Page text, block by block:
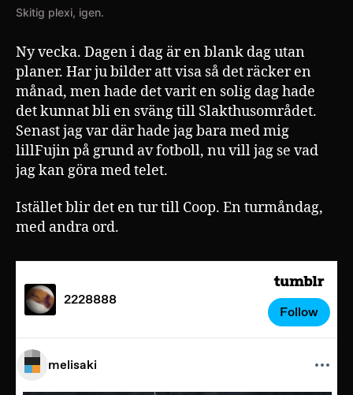
Skitig plexi, igen.
Ny vecka. Dagen i dag är en blank dag utan
planer. Har ju bilder att visa så det räcker en
månad, men hade det varit en solig dag hade
det kunnat bli en sväng till Slakthusområdet.
Senast jag var där hade jag bara med mig
lillFujin på grund av fotboll, nu vill jag se vad
jag kan göra med telet.
Istället blir det en tur till Coop. En turmåndag,
med andra ord.